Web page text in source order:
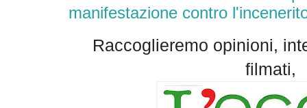
manifestazione contro
Raccoglieremo opinioni,
filmati,